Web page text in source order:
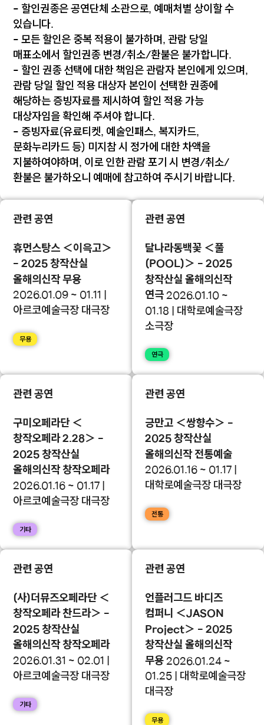
- 할인권종은 공연단체 소관으로, 예매처별 상이할 수
있습니다.
- 모든 할인은 중복 적용이 불가하며, 관람 당일
매표소에서 할인권종 변경/취소/환불은 불가합니다.
- 할인 권종 선택에 대한 책임은 관람자 본인에게 있으며,
관람 당일 할인 적용 대상자 본인이 선택한 권종에
해당하는 증빙자료를 제시하여 할인 적용 가능
대상자임을 확인해 주셔야 합니다.
- 증빙자료(유료티켓, 예술인패스, 복지카드,
문화누리카드 등) 미지참 시 정가에 대한 차액을
지불하여야하며, 이로 인한 관람 포기 시 변경/취소/
환불은 불가하오니 예매에 참고하여 주시기 바랍니다.
관련 공연
휴먼스탕스 ＜이윽고＞
- 2025 창작산실
올해의신작 무용
2026.01.09 ~ 01.11 |
아르코예술극장 대극장
무용
관련 공연
달나라동백꽃 ＜풀
(POOL)＞ - 2025
창작산실 올해의신작
연극 2026.01.10 ~
01.18 | 대학로예술극장
소극장
연극
관련 공연
구미오페라단 ＜
창작오페라 2.28＞ -
2025 창작산실
올해의신작 창작오페라
2026.01.16 ~ 01.17 |
아르코예술극장 대극장
기타
관련 공연
긍만고 ＜쌍향수＞ -
2025 창작산실
올해의신작 전통예술
2026.01.16 ~ 01.17 |
대학로예술극장 대극장
전통
관련 공연
(사)더뮤즈오페라단 ＜
창작오페라 찬드라＞ -
2025 창작산실
올해의신작 창작오페라
2026.01.31 ~ 02.01 |
아르코예술극장 대극장
기타
관련 공연
언플러그드 바디즈
컴퍼니 ＜JASON
Project＞ - 2025
창작산실 올해의신작
무용 2026.01.24 ~
01.25 | 대학로예술극장
대극장
무용